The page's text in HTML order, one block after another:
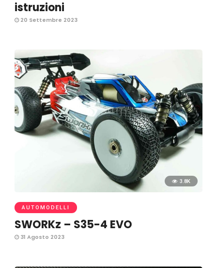
istruzioni
20 Settembre 2023
3.8K
AUTOMODELLI
SWORKz – S35-4 EVO
31 Agosto 2023